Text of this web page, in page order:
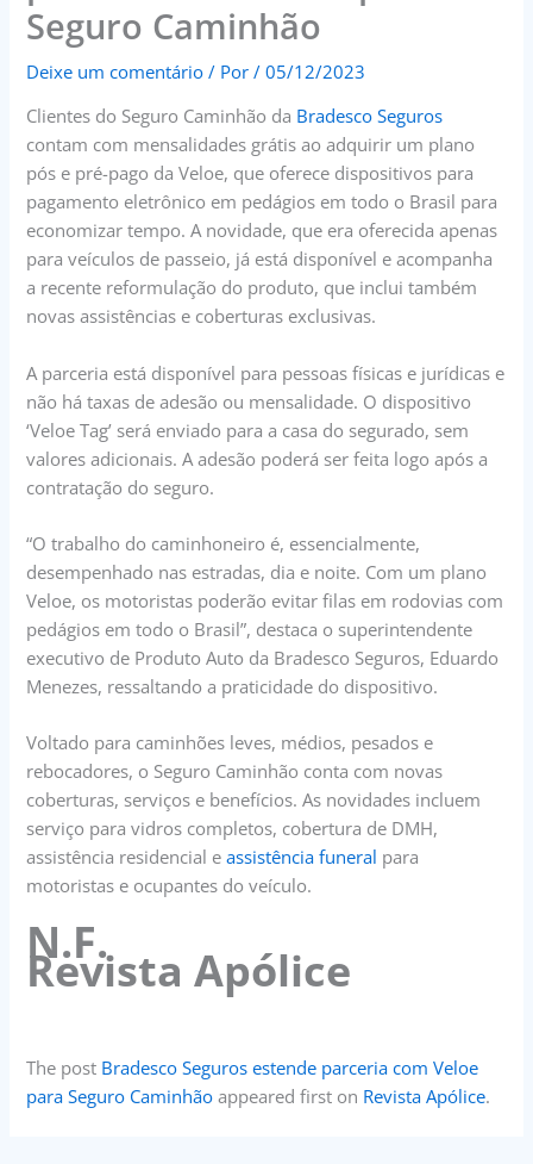
Seguro Caminhão
Deixe um comentário / Por/05/12/2023
Clientes do Seguro Caminhão da Bradesco Seguros
contam com mensalidades grátis ao adquirir um plano
pós e pré-pago da Veloe, que oferece dispositivos para
pagamento eletrônico em pedágios em todo o Brasil para
economizar tempo. A novidade, que era oferecida apenas
para veículos de passeio, já está disponível e acompanha
a recente reformulação do produto, que inclui também
novas assistências e coberturas exclusivas.
A parceria está disponível para pessoas físicas e jurídicas e
não há taxas de adesão ou mensalidade. O dispositivo
‘Veloe Tag’ será enviado para a casa do segurado, sem
valores adicionais. A adesão poderá ser feita logo após a
contratação do seguro.
“O trabalho do caminhoneiro é, essencialmente,
desempenhado nas estradas, dia e noite. Com um plano
Veloe, os motoristas poderão evitar filas em rodovias com
pedágios em todo o Brasil”, destaca o superintendente
executivo de Produto Auto da Bradesco Seguros, Eduardo
Menezes, ressaltando a praticidade do dispositivo.
Voltado para caminhões leves, médios, pesados e
rebocadores, o Seguro Caminhão conta com novas
coberturas, serviços e benefícios. As novidades incluem
serviço para vidros completos, cobertura de DMH,
assistência residencial eassistência funeral para
motoristas e ocupantes do veículo.
N.F.
Revista Apólice
The post Bradesco Seguros estende parceria com Veloe
para Seguro Caminhão appeared first on Revista Apólice.